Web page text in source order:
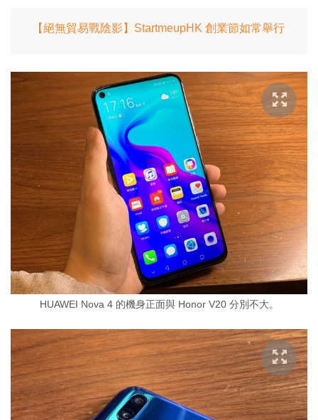
【絕無貿易戰陰影】StartmeupHK 創業節如常舉行
HUAWEI Nova 4 的機身正面與 Honor V20 分別不大。